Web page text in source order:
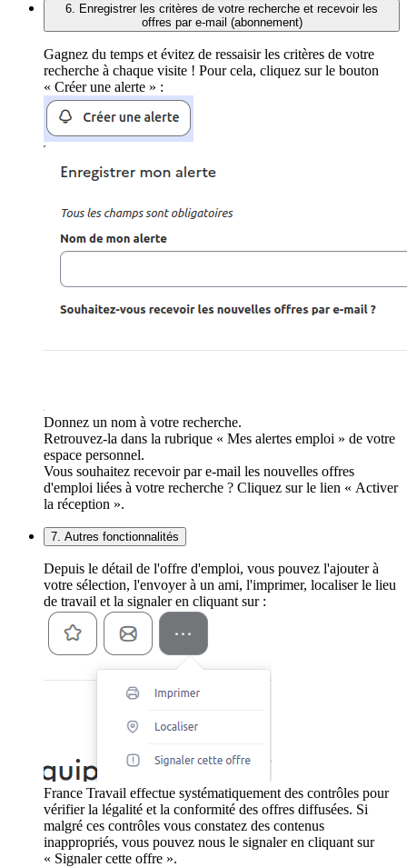
6. Enregistrer les critères de votre recherche et recevoir les
offres par e-mail (abonnement)
Gagnez du temps et évitez de ressaisir les critères de votre
recherche à chaque visite ! Pour cela, cliquez sur le bouton
« Créer une alerte » :
Donnez un nom à votre recherche.
Retrouvez-la dans la rubrique « Mes alertes emploi » de votre
espace personnel.
Vous souhaitez recevoir par e-mail les nouvelles offres
d'emploi liées à votre recherche ? Cliquez sur le lien « Activer
la réception ».
7. Autres fonctionnalités
Depuis le détail de l'offre d'emploi, vous pouvez l'ajouter à
votre sélection, l'envoyer à un ami, l'imprimer, localiser le lieu
de travail et la signaler en cliquant sur :
France Travail effectue systématiquement des contrôles pour
vérifier la légalité et la conformité des offres diffusées. Si
malgré ces contrôles vous constatez des contenus
inappropriés, vous pouvez nous le signaler en cliquant sur
« Signaler cette offre ».